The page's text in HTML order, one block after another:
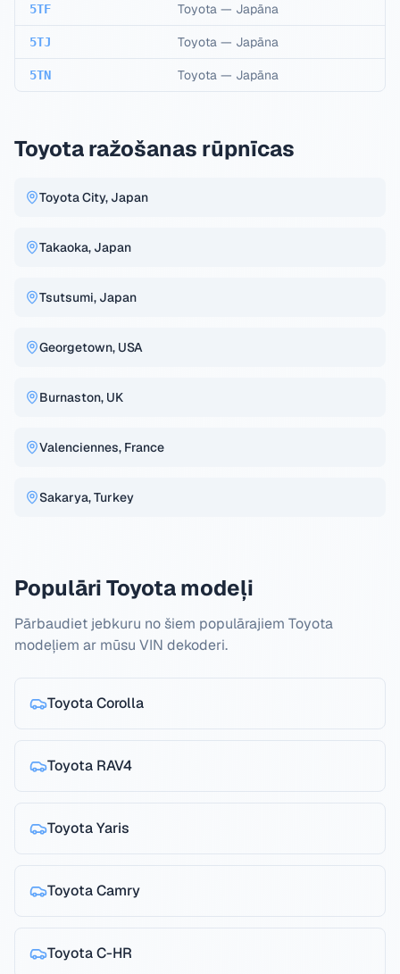
5TF Toyota — Japāna
5TJ Toyota — Japāna
5TN Toyota — Japāna
Toyota ražošanas rūpnīcas
Toyota City, Japan
Takaoka, Japan
Tsutsumi, Japan
Georgetown, USA
Burnaston, UK
Valenciennes, France
Sakarya, Turkey
Populāri Toyota modeļi
Pārbaudiet jebkuru no šiem populārajiem Toyota
modeļiem ar mūsu VIN dekoderi.
ToyotaCorolla
Toyota RAV4
ToyotaYaris
ToyotaCamry
ToyotaC-HR